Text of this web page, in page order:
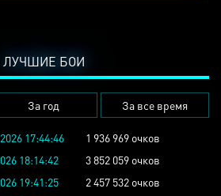
ЛУЧШИЕ БОИ
За год За все время
17:44:46
1 936 969 очков
18:14:42
3 852 059 очков
19:41:25
2 457 532 очков